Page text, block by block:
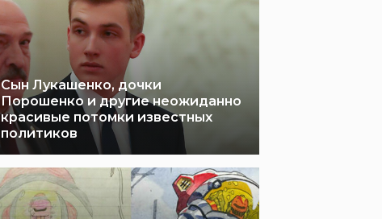
Сын Лукашенко, дочки
Порошенко и другие неожиданно
красивые потомки известных
политиков